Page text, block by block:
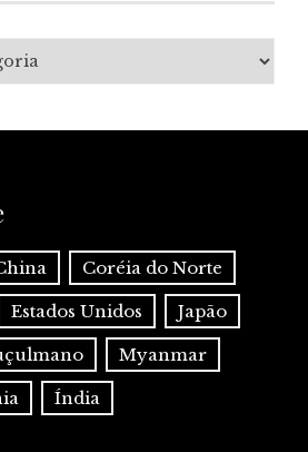
Coréia do Norte
Estados Unidos Japão
Myanmar
Índia